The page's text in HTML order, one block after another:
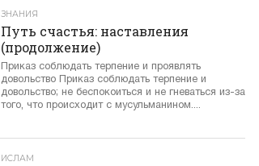
ЗНАНИЯ
Путь счастья: наставления
(продолжение)
Приказ соблюдать терпение и проявлять
довольство Приказ соблюдать терпение и
довольство; не беспокоиться и не гневаться из-за
того, что происходит с мусульманином....
ИСЛАМ